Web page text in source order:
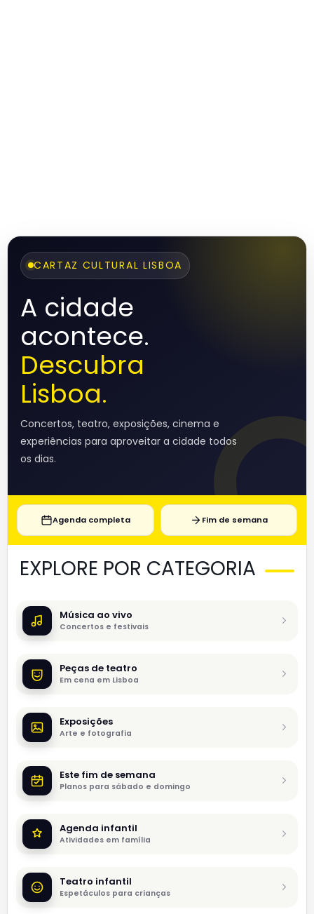
CARTAZ CULTURAL LISBOA
A cidade
acontece.
Descubra
Lisboa.
Concertos, teatro, exposições, cinema e
experiências para aproveitar a cidade todos
os dias.
Agenda completa Fim de semana
EXPLORE POR CATEGORIA
Música ao vivo
Concertos e festivais
Peças de teatro
Em cena em Lisboa
Exposições
Arte e fotografia
Este fim de semana
Planos para sábado e domingo
Agenda infantil
Atividades em família
Teatro infantil
Espetáculos para crianças